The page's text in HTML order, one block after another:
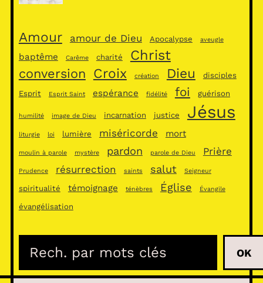
Amour amour de Dieu Apocalypse aveugle
baptême Carême charité Christ
conversion Croix création Dieu disciples
Esprit Esprit Saint espérance fidélité foi guérison
humilité image de Dieu incarnation justice Jésus
liturgie loi lumière miséricorde mort
moulin à parole mystère pardon parole de Dieu Prière
Prudence résurrection saints salut Seigneur
spiritualité témoignage ténèbres Église Évangile
évangélisation
c
OK